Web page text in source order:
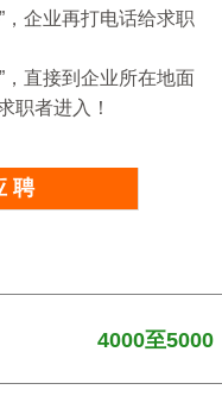
”，企业再打电话给求职
”，直接到企业所在地面
职者进入！
聘
4000至5000